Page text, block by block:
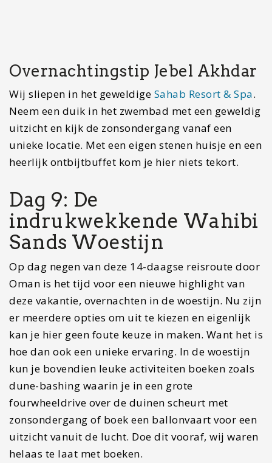
banden leeg lopen naar 16-20 PSI. Als je rustig en
gecontroleerd rijdt dan is het met een 4×4 goed
te doen en is het een fantastische ervaring. Voel
de auto rustig glijden en geniet van de kamelen
onderweg.
Wil je de rit naar de woestijn even opbreken? Na
Birkat Al Mouz voor een heerlijke koffie met
taartje in Banana Cafe en een wandeling langs de
palmbomen, het Falaj systeem en het oude dorp
dat aan het begin van de straat ligt. Aangezien de
parkeren aan de parallel gelegen Birkat Al Mouz
Overnachten in de woestijn:
Wij kozen voorSama al Wasil Desert Camp. Dit
kamp ligt aan de voet van een enorme duin waar
je een prachtige zonsondergang en opkomst hebt.
Een ander groot pluspunt is dat je hier in de
avond naar een film kan kijken in een
openluchtbioscoop onder de sterrenhemel. Ook
het avondeten en het ontbijt was er heerlijk.